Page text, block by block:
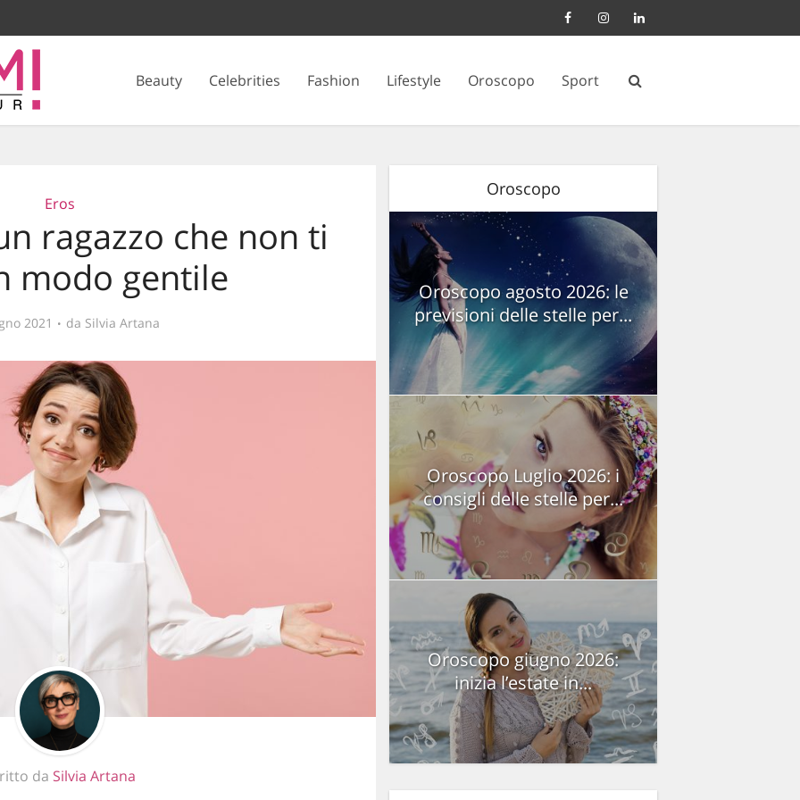
Beauty Celebrities Fashion Lifestyle Oroscopo Sport
Eros
ragazzo che non ti
modo gentile
2021 da Silvia Artana
da Silvia Artana
Oroscopo
Oroscopo agosto 2026: le
previsioni delle stelle per...
Oroscopo Luglio 2026: i
consigli delle stelle per...
Oroscopo giugno 2026:
inizia l’estate in...